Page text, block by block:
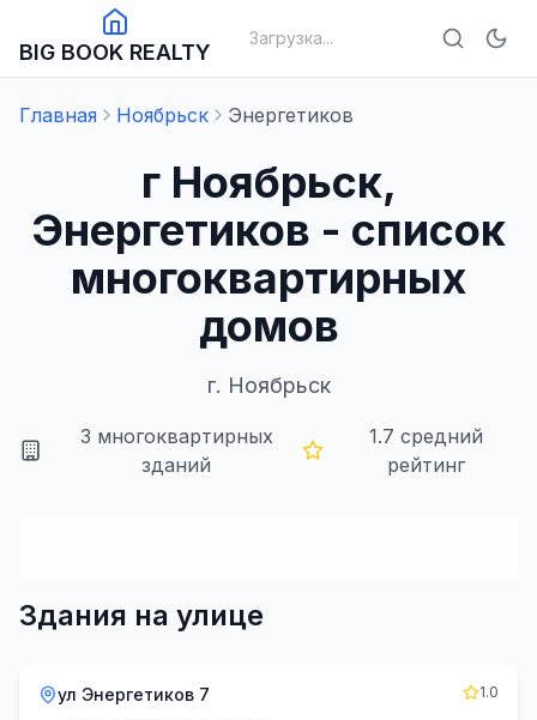
BIG BOOK REALTY
Загрузка...
Главная Ноябрьск Энергетиков
г Ноябрьск,
Энергетиков - список
многоквартирных
домов
г. Ноябрьск
3 многоквартирных
зданий
1.7 средний
рейтинг
Здания на улице
ул Энергетиков 7
1.0